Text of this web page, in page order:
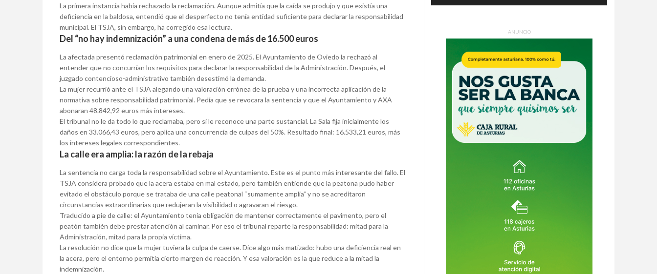
La primera instancia había rechazado la reclamación. Aunque admitía que la caída se produjo y que existía una
deficiencia en la baldosa, entendió que el desperfecto no tenía entidad suficiente para declarar la responsabilidad
municipal. El TSJA, sin embargo, ha corregido esa lectura.
Del “no hay indemnización” a una condena de más de 16.500 euros
La afectada presentó reclamación patrimonial en enero de 2025. El Ayuntamiento de Oviedo la rechazó al
entender que no concurrían los requisitos para declarar la responsabilidad de la Administración. Después, el
juzgado contencioso-administrativo también desestimó la demanda.
La mujer recurrió ante el TSJA alegando una valoración errónea de la prueba y una incorrecta aplicación de la
normativa sobre responsabilidad patrimonial. Pedía que se revocara la sentencia y que el Ayuntamiento y AXA
abonaran 48.842,92 euros más intereses.
El tribunal no le da todo lo que reclamaba, pero sí le reconoce una parte sustancial. La Sala fija inicialmente los
daños en 33.066,43 euros, pero aplica una concurrencia de culpas del 50%. Resultado final: 16.533,21 euros, más
los intereses legales correspondientes.
La calle era amplia: la razón de la rebaja
La sentencia no carga toda la responsabilidad sobre el Ayuntamiento. Este es el punto más interesante del fallo. El
TSJA considera probado que la acera estaba en mal estado, pero también entiende que la peatona pudo haber
evitado el obstáculo porque se trataba de una calle peatonal “sumamente amplia” y no se acreditaron
circunstancias extraordinarias que redujeran la visibilidad o agravaran el riesgo.
Traducido a pie de calle: el Ayuntamiento tenía obligación de mantener correctamente el pavimento, pero el
peatón también debe prestar atención al caminar. Por eso el tribunal reparte la responsabilidad: mitad para la
Administración, mitad para la propia víctima.
La resolución no dice que la mujer tuviera la culpa de caerse. Dice algo más matizado: hubo una deficiencia real en
la acera, pero el entorno permitía cierto margen de reacción. Y esa valoración es la que reduce a la mitad la
indemnización.
ANUNCIO